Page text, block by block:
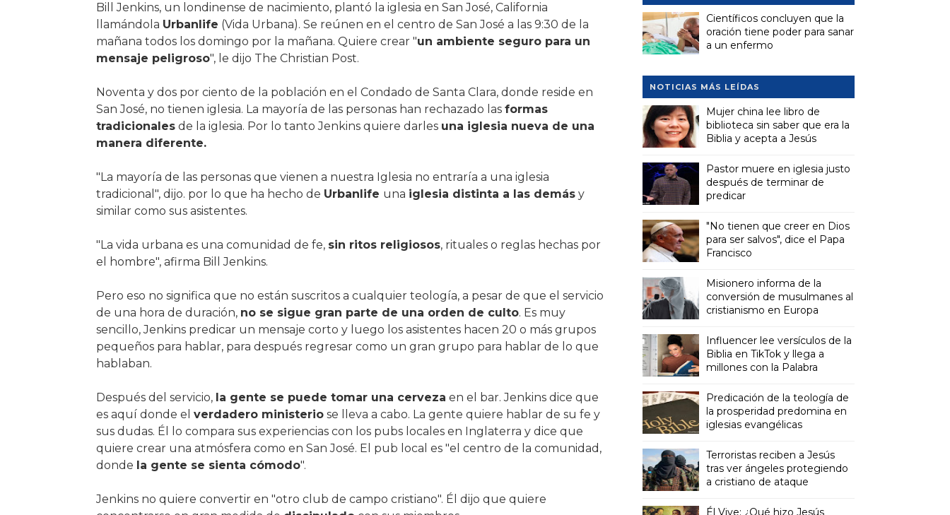
Bill Jenkins, un londinense de nacimiento, plantó la iglesia en San José, California
llamándola Urbanlife (Vida Urbana). Se reúnen en el centro de San José a las 9:30 de la
mañana todos los domingo por la mañana. Quiere crear "un ambiente seguro para un
mensaje peligroso", le dijo The Christian Post.
Noventa y dos por ciento de la población en el Condado de Santa Clara, donde reside en
San José, no tienen iglesia. La mayoría de las personas han rechazado las formas
tradicionalesde la iglesia. Por lo tanto Jenkins quiere darles una iglesia nueva de una
manera diferente.
"La mayoría de las personas que vienen a nuestra Iglesia no entraría a una iglesia
tradicional", dijo. por lo que ha hecho de Urbanlife una iglesia distinta a las demásy
similar como sus asistentes.
"La vida urbana es una comunidad de fe, sin ritos religiosos, rituales o reglas hechas por
el hombre", afirma Bill Jenkins.
Pero eso no significa que no están suscritos a cualquier teología, a pesar de que el servicio
de una hora de duración, no se sigue gran parte de una orden de culto. Es muy
sencillo, Jenkins predicar un mensaje corto y luego los asistentes hacen 20 o más grupos
pequeños para hablar, para después regresar como un gran grupo para hablar de lo que
hablaban.
Después del servicio, la gente se puede tomar una cerveza en el bar. Jenkins dice que
es aquí donde el verdadero ministeriose lleva a cabo. La gente quiere hablar de su fe y
sus dudas. Él lo compara sus experiencias con los pubs locales en Inglaterra y dice que
quiere crear una atmósfera como en San José. El pub local es "el centro de la comunidad,
donde la gente se sienta cómodo".
Jenkins no quiere convertir en "otro club de campo cristiano". Él dijo que quiere
Científicos concluyen que la
oración tiene poder para sanar
a un enfermo
NOTICIAS MÁS LEÍDAS
Mujer china lee libro de
biblioteca sin saber que era la
Biblia y acepta a Jesús
Pastor muere en iglesia justo
después de terminar de
predicar
"No tienen que creer en Dios
para ser salvos", dice el Papa
Francisco
Misionero informa de la
conversión de musulmanes al
cristianismo en Europa
Influencer lee versículos de la
Biblia en TikTok y llega a
millones con la Palabra
Predicación de la teología de
la prosperidad predomina en
iglesias evangélicas
Terroristas reciben a Jesús
tras ver ángeles protegiendo
a cristiano de ataque
Él Vive: ¿Qué hizo Jesús